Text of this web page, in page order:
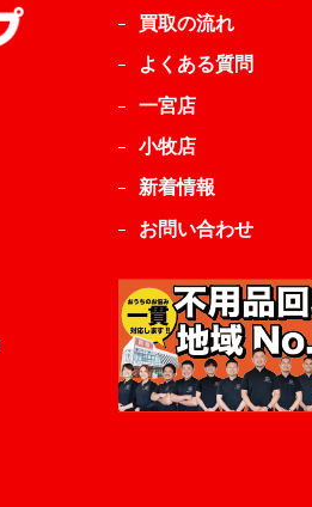
買取の流れ
よくある質問
一宮店
小牧店
新着情報
お問い合わせ